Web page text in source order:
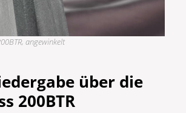
angewinkelt
über die
200BTR